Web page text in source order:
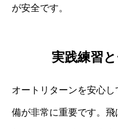
が安全です。
実践練習
オートリターンを安心
備が非常に重要です。